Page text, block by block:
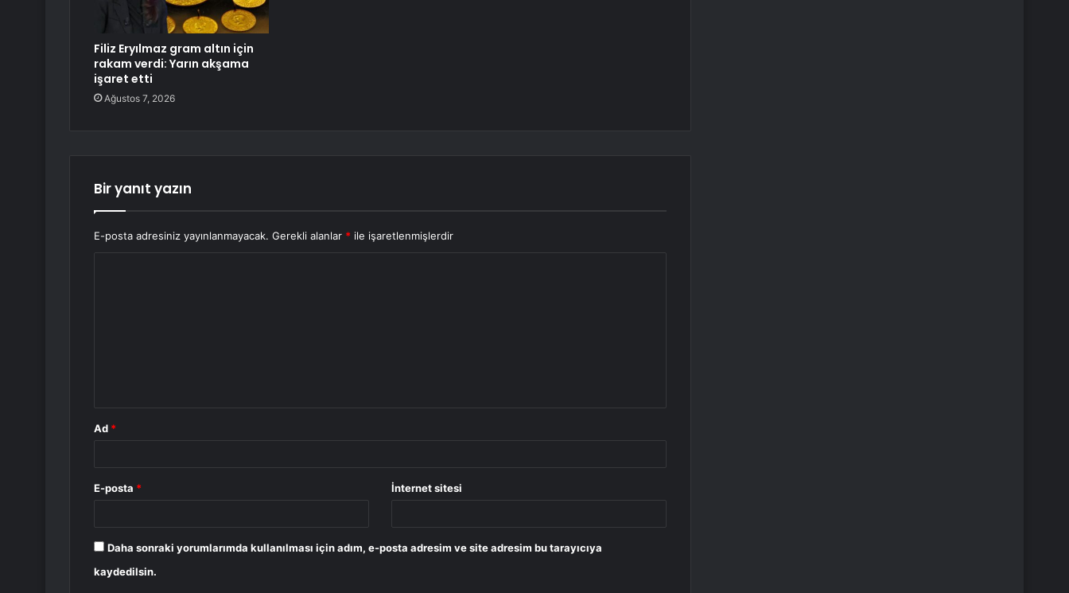
Filiz Eryılmaz gram altın için
rakam verdi: Yarın akşama
işaret etti
Ağustos 7, 2026
Bir yanıt yazın
E-posta adresiniz yayınlanmayacak. Gerekli alanlar * ile işaretlenmişlerdir
Ad *
E-posta * İnternet sitesi
Daha sonraki yorumlarımda kullanılması için adım, e-posta adresim ve site adresim bu tarayıcıya
kaydedilsin.